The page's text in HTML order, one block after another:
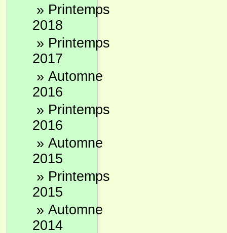
» Printemps
2018
» Printemps
2017
» Automne
2016
» Printemps
2016
» Automne
2015
» Printemps
2015
» Automne
2014